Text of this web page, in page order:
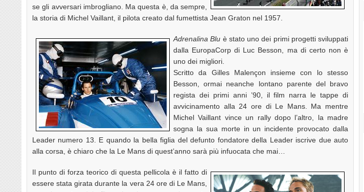
se gli avversari imbrogliano. Ma questa è, da sempre,
la storia di Michel Vaillant, il pilota creato dal fumettista Jean Graton nel 1957.
Adrenalina Blu è stato uno dei primi progetti sviluppati
dalla EuropaCorp di Luc Besson, ma di certo non è
uno dei migliori.
Scritto da Gilles Malençon insieme con lo stesso
Besson, ormai neanche lontano parente del bravo
regista dei primi anni ’90, il film narra le tappe di
avvicinamento alla 24 ore di Le Mans. Ma mentre
Michel Vaillant vince un rally dopo l’altro, la madre
sogna la sua morte in un incidente provocato dalla
Leader numero 13. E quando la bella figlia del defunto fondatore della Leader iscrive due auto
alla corsa, è chiaro che la Le Mans di quest’anno sarà più infuocata che mai…
Il punto di forza teorico di questa pellicola è il fatto di
essere stata girata durante la vera 24 ore di Le Mans,